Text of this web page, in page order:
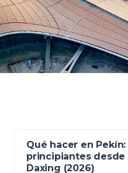
15 de junio de 2026
Qué hacer en Pekín:
principiantes
Daxing (2026)